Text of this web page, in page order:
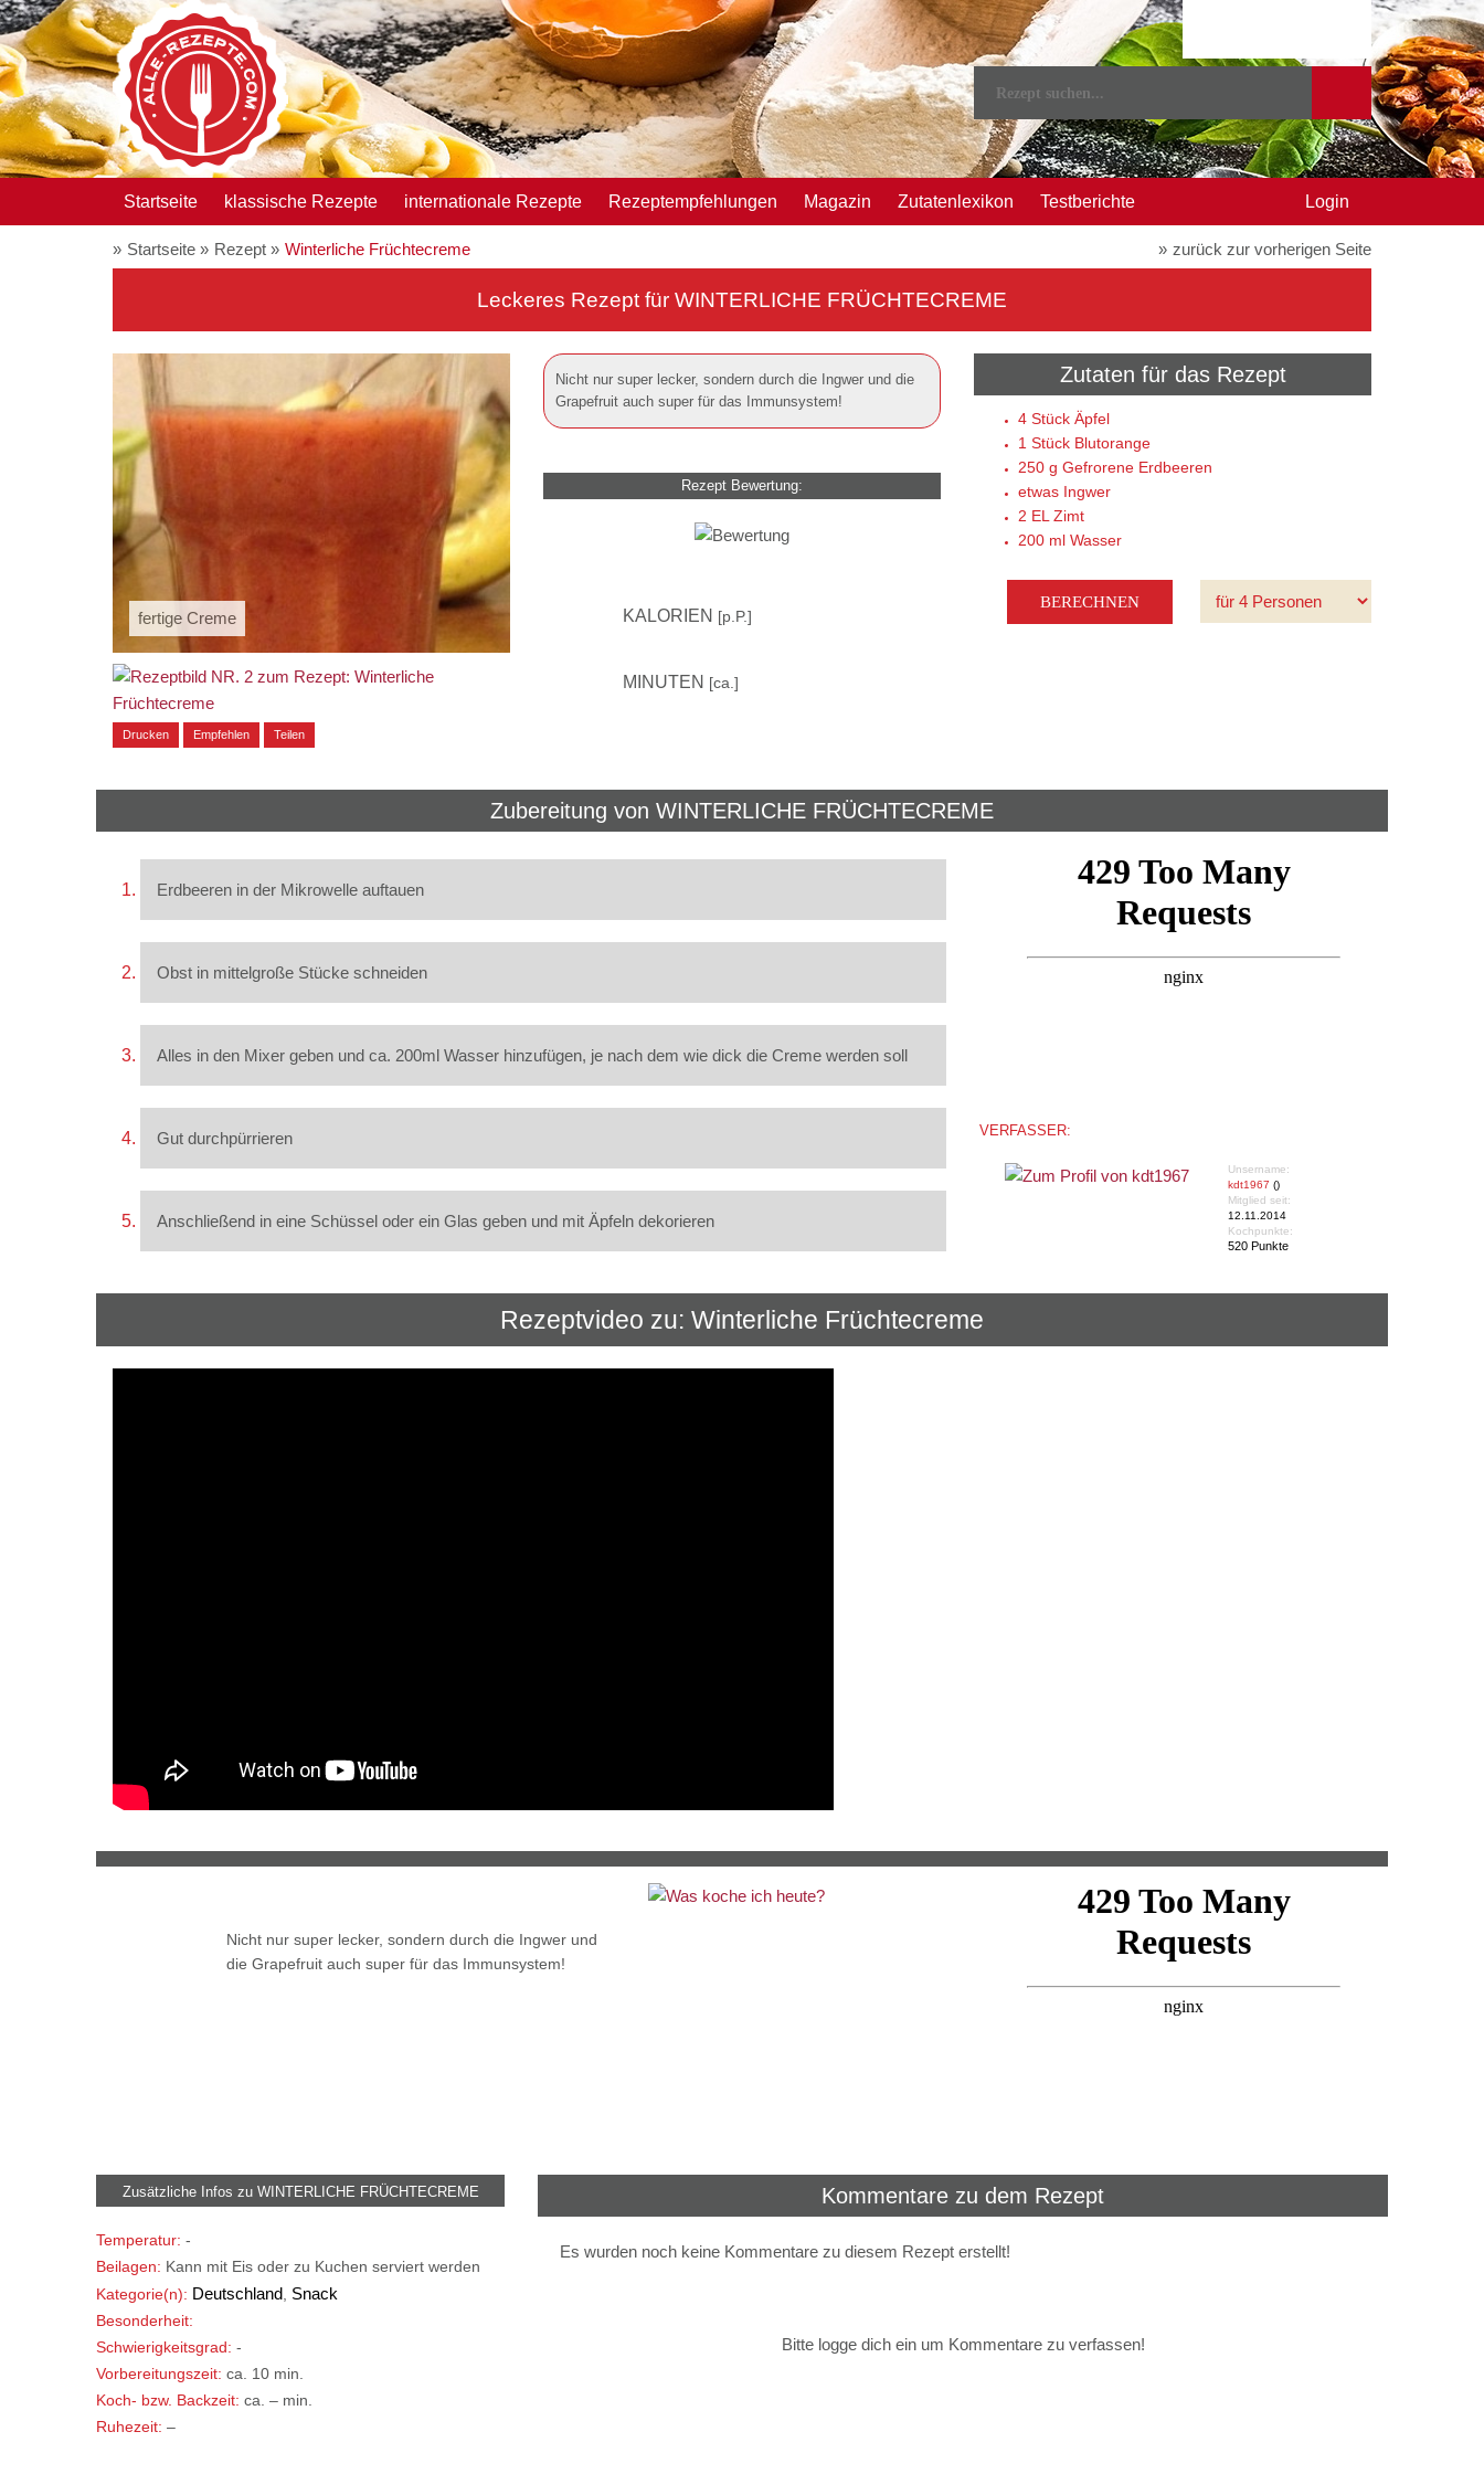
Startseite klassische Rezepte internationale Rezepte Rezeptempfehlungen Magazin Zutatenlexikon Testberichte Login
Startseite Rezept Winterliche Früchtecreme zurück zur vorherigen Seite
Leckeres Rezept für WINTERLICHE FRÜCHTECREME
fertige Creme
Drucken Empfehlen Teilen
Nicht nur super lecker, sondern durch die Ingwer und die
Grapefruit auch super für das Immunsystem!
Rezept Bewertung:
KALORIEN [p.P.]
MINUTEN [ca.]
Zutaten für das Rezept
4 Stück Äpfel
1 Stück Blutorange
250 g Gefrorene Erdbeeren
etwas Ingwer
2 EL Zimt
200 ml Wasser
Zubereitung von WINTERLICHE FRÜCHTECREME
Erdbeeren in der Mikrowelle auftauen
Obst in mittelgroße Stücke schneiden
Alles in den Mixer geben und ca. 200ml Wasser hinzufügen, je nach dem wie dick die Creme werden soll
Gut durchpürrieren
Anschließend in eine Schüssel oder ein Glas geben und mit Äpfeln dekorieren
VERFASSER:
Unsername:
kdt1967 ()
Mitglied seit:
12.11.2014
Kochpunkte:
520 Punkte
Rezeptvideo zu: Winterliche Früchtecreme
Nicht nur super lecker, sondern durch die Ingwer und
die Grapefruit auch super für das Immunsystem!
Zusätzliche Infos zu WINTERLICHE FRÜCHTECREME
Temperatur: -
Beilagen: Kann mit Eis oder zu Kuchen serviert werden
Kategorie(n): Deutschland Snack
Besonderheit:
Schwierigkeitsgrad: -
Vorbereitungszeit: ca. 10 min.
Koch- bzw. Backzeit: ca. – min.
Ruhezeit: –
Kommentare zu dem Rezept
Es wurden noch keine Kommentare zu diesem Rezept erstellt!
Bitte logge dich ein um Kommentare zu verfassen!